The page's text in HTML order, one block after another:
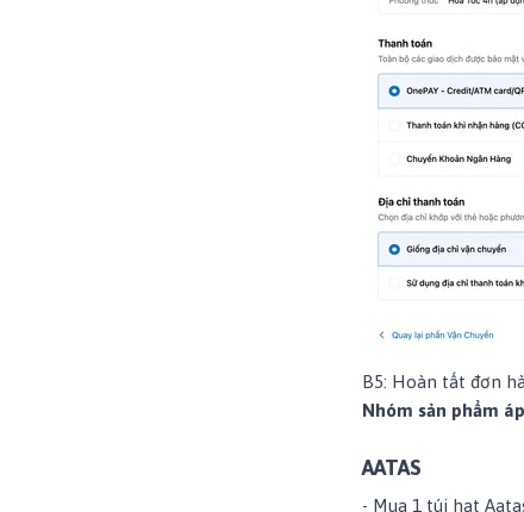
B5: Hoàn tất đơn
Nhóm sản phẩm
AATAS
- Mua 1 túi hạt